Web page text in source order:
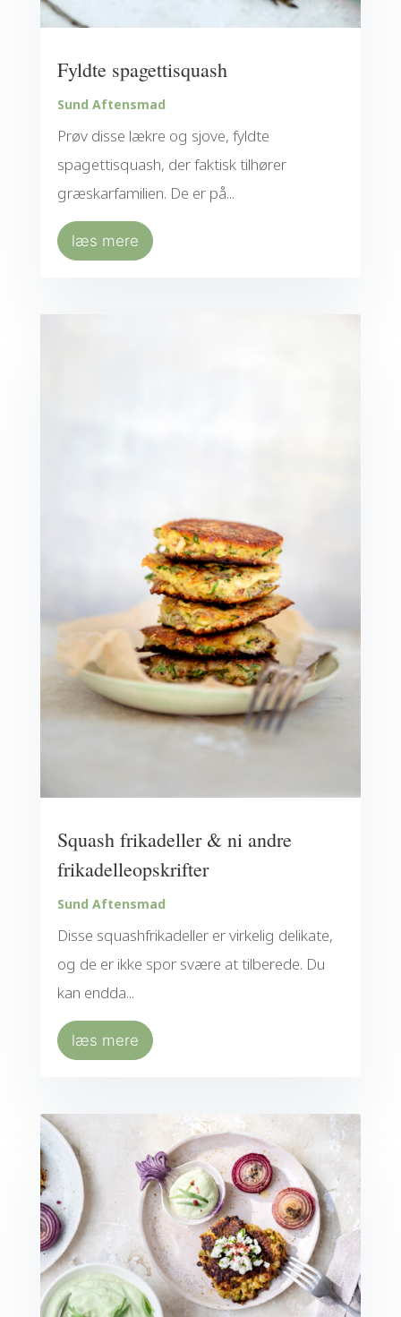
Fyldte spagettisquash
Sund Aftensmad
Prøv disse lækre og sjove, fyldte
spagettisquash, der faktisk tilhører
græskarfamilien. De er på...
læs mere
Squash frikadeller & ni andre
frikadelleopskrifter
Sund Aftensmad
Disse squashfrikadeller er virkelig delikate,
og de er ikke spor svære at tilberede. Du
kan endda...
læs mere